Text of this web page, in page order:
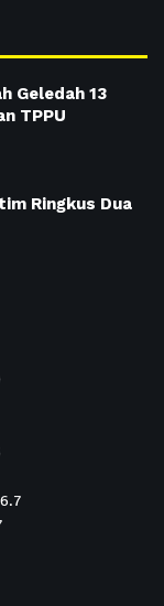
Geledah 13
TPPU
Ringkus Dua